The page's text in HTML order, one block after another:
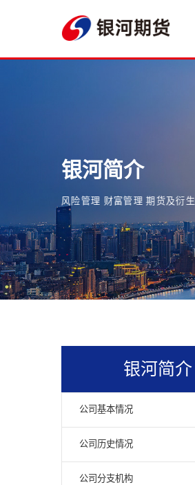
银河简介
风险管理 财富管理 期货及衍
银河简介
公司基本情况
公司历史情况
公司分支机构